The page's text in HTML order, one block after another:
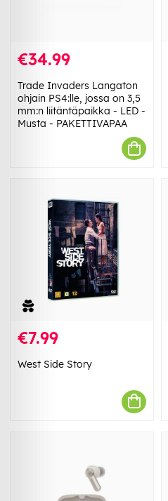
€34.99
Trade Invaders Langaton
ohjain PS4:lle, jossa on 3,5
mm:n liitäntäpaikka - LED -
Musta - PAKETTIVAPAA
€7.99
West Side Story